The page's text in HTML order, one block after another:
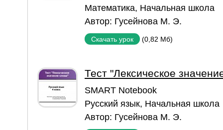
Математика, Начальная школа
Автор: Гусейнова М. Э.
Скачать урок (0,82 Мб)
Тест "Лексическое
SMART Notebook
Русский язык, Начальная школа
Автор: Гусейнова М. Э.